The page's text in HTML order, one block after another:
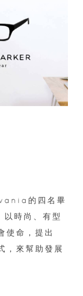
的四名畢
時尚、有型
使命，提出
，來幫助發展